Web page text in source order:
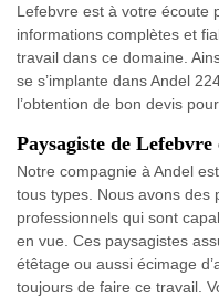
Lefebvre est à votre écoute
informations complètes et
travail dans ce domaine.
se s’implante dans Andel
l’obtention de bon devis
Paysagiste de
Notre compagnie à Andel
tous types. Nous avons des
professionnels qui sont
en vue. Ces paysagistes
étêtage ou aussi écimage
toujours de faire ce travail.